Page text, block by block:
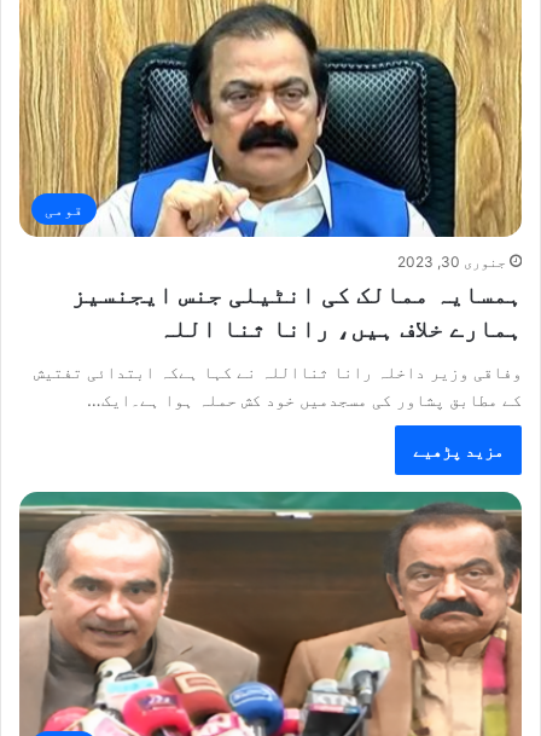
قومی
جنوری 30, 2023
ہمسایہ ممالک کی انٹیلی جنس ایجنسیز
ہمارے خلاف ہیں، رانا ثنا اللہ
وفاقی وزیر داخلہ رانا ثنااللہ نے کہا ہےکہ ابتدائی تفتیش
کے مطابق پشاور کی مسجدمیں خود کش حملہ ہوا ہے۔ایک…
مزید پڑھیے